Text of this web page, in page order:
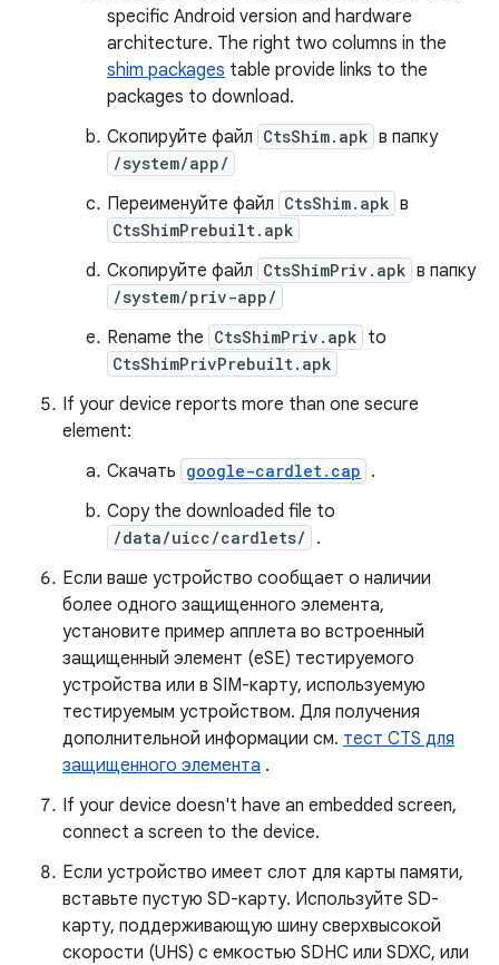
specific Android version and hardware
architecture. The right two columns in the
shim packages table provide links to the
packages to download.
Скопируйте файл CtsShim.apk в папку
/system/app/
Переименуйте файл CtsShim.apk в
CtsShimPrebuilt.apk
Скопируйте файл CtsShimPriv.apk в папку
/system/priv-app/
Rename the CtsShimPriv.apk to
CtsShimPrivPrebuilt.apk
If your device reports more than one secure
element:
Скачать google-cardlet.cap .
Copy the downloaded file to
/data/uicc/cardlets/
.
Если ваше устройство сообщает о наличии
более одного защищенного элемента,
установите пример апплета во встроенный
защищенный элемент (eSE) тестируемого
устройства или в SIM-карту, используемую
тестируемым устройством. Для получения
дополнительной информации см. тест CTS для
защищенного элемента .
If your device doesn't have an embedded screen,
connect a screen to the device.
Если устройство имеет слот для карты памяти,
вставьте пустую SD-карту. Используйте SD-
карту, поддерживающую шину сверхвысокой
скорости (UHS) с емкостью SDHC или SDXC, или